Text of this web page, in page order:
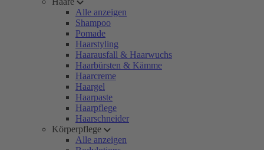
Alle anzeigen
Shampoo
Pomade
Haarstyling
Haarausfall & Haarwuchs
Haarbürsten & Kämme
Haarcreme
Haargel
Haarpaste
Haarpflege
Haarschneider
Körperpflege
Alle anzeigen